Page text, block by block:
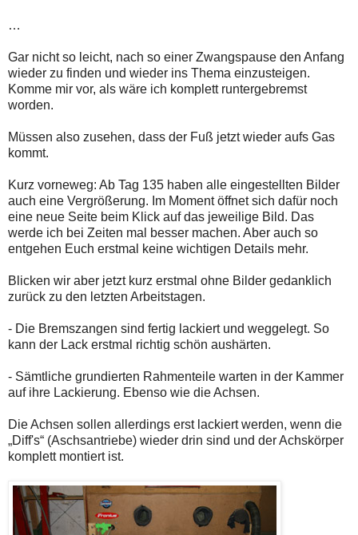
…
Gar nicht so leicht, nach so einer Zwangspause den Anfang
wieder zu finden und wieder ins Thema einzusteigen.
Komme mir vor, als wäre ich komplett runtergebremst
worden.
Müssen also zusehen, dass der Fuß jetzt wieder aufs Gas
kommt.
Kurz vorneweg: Ab Tag 135 haben alle eingestellten Bilder
auch eine Vergrößerung. Im Moment öffnet sich dafür noch
eine neue Seite beim Klick auf das jeweilige Bild. Das
werde ich bei Zeiten mal besser machen. Aber auch so
entgehen Euch erstmal keine wichtigen Details mehr.
Blicken wir aber jetzt kurz erstmal ohne Bilder gedanklich
zurück zu den letzten Arbeitstagen.
- Die Bremszangen sind fertig lackiert und weggelegt. So
kann der Lack erstmal richtig schön aushärten.
- Sämtliche grundierten Rahmenteile warten in der Kammer
auf ihre Lackierung. Ebenso wie die Achsen.
Die Achsen sollen allerdings erst lackiert werden, wenn die
„Diff's“ (Aschsantriebe) wieder drin sind und der Achskörper
komplett montiert ist.